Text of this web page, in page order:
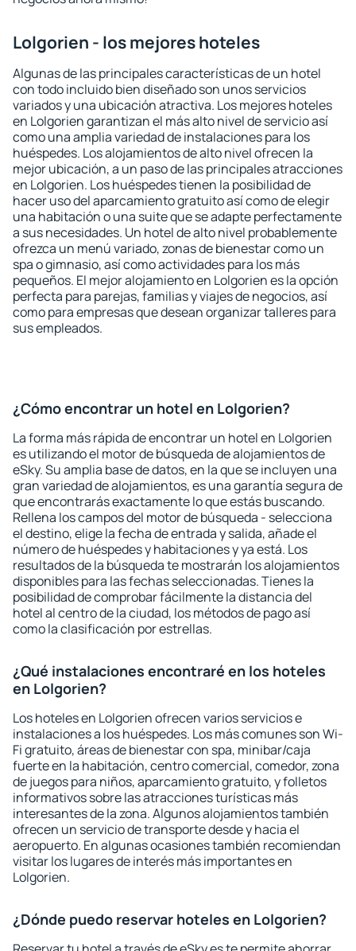
Lolgorien - los mejores hoteles
Algunas de las principales características de un hotel
con todo incluido bien diseñado son unos servicios
variados y una ubicación atractiva. Los mejores hoteles
en Lolgorien garantizan el más alto nivel de servicio así
como una amplia variedad de instalaciones para los
huéspedes. Los alojamientos de alto nivel ofrecen la
mejor ubicación, a un paso de las principales atracciones
en Lolgorien. Los huéspedes tienen la posibilidad de
hacer uso del aparcamiento gratuito así como de elegir
una habitación o una suite que se adapte perfectamente
a sus necesidades. Un hotel de alto nivel probablemente
ofrezca un menú variado, zonas de bienestar como un
spa o gimnasio, así como actividades para los más
pequeños. El mejor alojamiento en Lolgorien es la opción
perfecta para parejas, familias y viajes de negocios, así
como para empresas que desean organizar talleres para
sus empleados.
¿Cómo encontrar un hotel en Lolgorien?
La forma más rápida de encontrar un hotel en Lolgorien
es utilizando el motor de búsqueda de alojamientos de
eSky. Su amplia base de datos, en la que se incluyen una
gran variedad de alojamientos, es una garantía segura de
que encontrarás exactamente lo que estás buscando.
Rellena los campos del motor de búsqueda - selecciona
el destino, elige la fecha de entrada y salida, añade el
número de huéspedes y habitaciones y ya está. Los
resultados de la búsqueda te mostrarán los alojamientos
disponibles para las fechas seleccionadas. Tienes la
posibilidad de comprobar fácilmente la distancia del
hotel al centro de la ciudad, los métodos de pago así
como la clasificación por estrellas.
¿Qué instalaciones encontraré en los hoteles
en Lolgorien?
Los hoteles en Lolgorien ofrecen varios servicios e
instalaciones a los huéspedes. Los más comunes son Wi-
Fi gratuito, áreas de bienestar con spa, minibar/caja
fuerte en la habitación, centro comercial, comedor, zona
de juegos para niños, aparcamiento gratuito, y folletos
informativos sobre las atracciones turísticas más
interesantes de la zona. Algunos alojamientos también
ofrecen un servicio de transporte desde y hacia el
aeropuerto. En algunas ocasiones también recomiendan
visitar los lugares de interés más importantes en
Lolgorien.
¿Dónde puedo reservar hoteles en Lolgorien?